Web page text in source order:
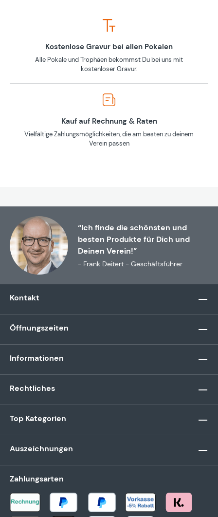
Kostenlose Gravur bei allen Pokalen
Alle Pokale und Trophäen bekommst Du bei uns mit
kostenloser Gravur.
Kauf auf Rechnung & Raten
Vielfältige Zahlungsmöglichkeiten, die am besten zu deinem
Verein passen
“Ich finde die schönsten und
besten Produkte für Dich und
Deinen Verein!”
- Frank Deitert - Geschäftsführer
Kontakt
Öffnungszeiten
Informationen
Rechtliches
Top Kategorien
Auszeichnungen
Zahlungsarten